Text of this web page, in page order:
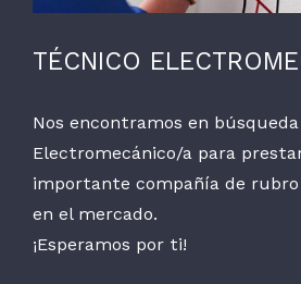
TÉCNICO
Nos encontramos en
Electromecánico/a para
importante compañía de
en el mercado.
¡Esperamos por ti!